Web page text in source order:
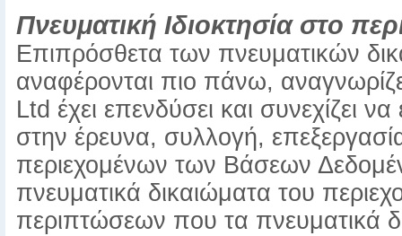
Πνευματική Ιδιοκτησία στο
Επιπρόσθετα των πνευματικών
αναφέρονται πιο πάνω,
Ltd έχει επενδύσει και συνεχίζει
στην έρευνα, συλλογή,
περιεχομένων των Βάσεων
πνευματικά δικαιώματα του
περιπτώσεων που τα πνευματικά